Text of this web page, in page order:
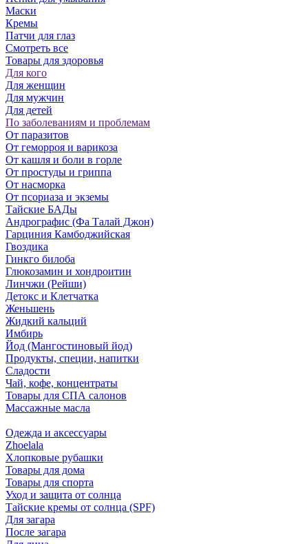
Маски
Кремы
Патчи для глаз
Смотреть все
Товары для здоровья
Для кого
Для женщин
Для мужчин
Для детей
По заболеваниям и проблемам
От паразитов
Oт геморроя и варикоза
От кашля и боли в горле
От простуды и гриппа
От насморка
Oт псориаза и экземы
Тайские БАДы
Андрографис (Фа Талай Джон)
Гарциния Камбоджийская
Гвоздика
Гинкго билоба
Глюкозамин и хондроитин
Линчжи (Рейши)
Детокс и Клетчатка
Женьшень
Жидкий кальций
Имбирь
Йод (Мангостиновый йод)
Продукты, специи, напитки
Сладости
Чай, кофе, концентраты
Товары для СПА салонов
Массажные масла
Одежда и аксессуары
Zhoelala
Хлопковые рубашки
Товары для дома
Товары для спорта
Уход и защита от солнца
Тайские кремы от солнца (SPF)
Для загара
После загара